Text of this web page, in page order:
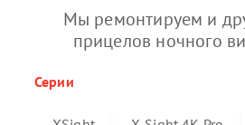
Мы ремонтируем и
прицелов ночного
Серии